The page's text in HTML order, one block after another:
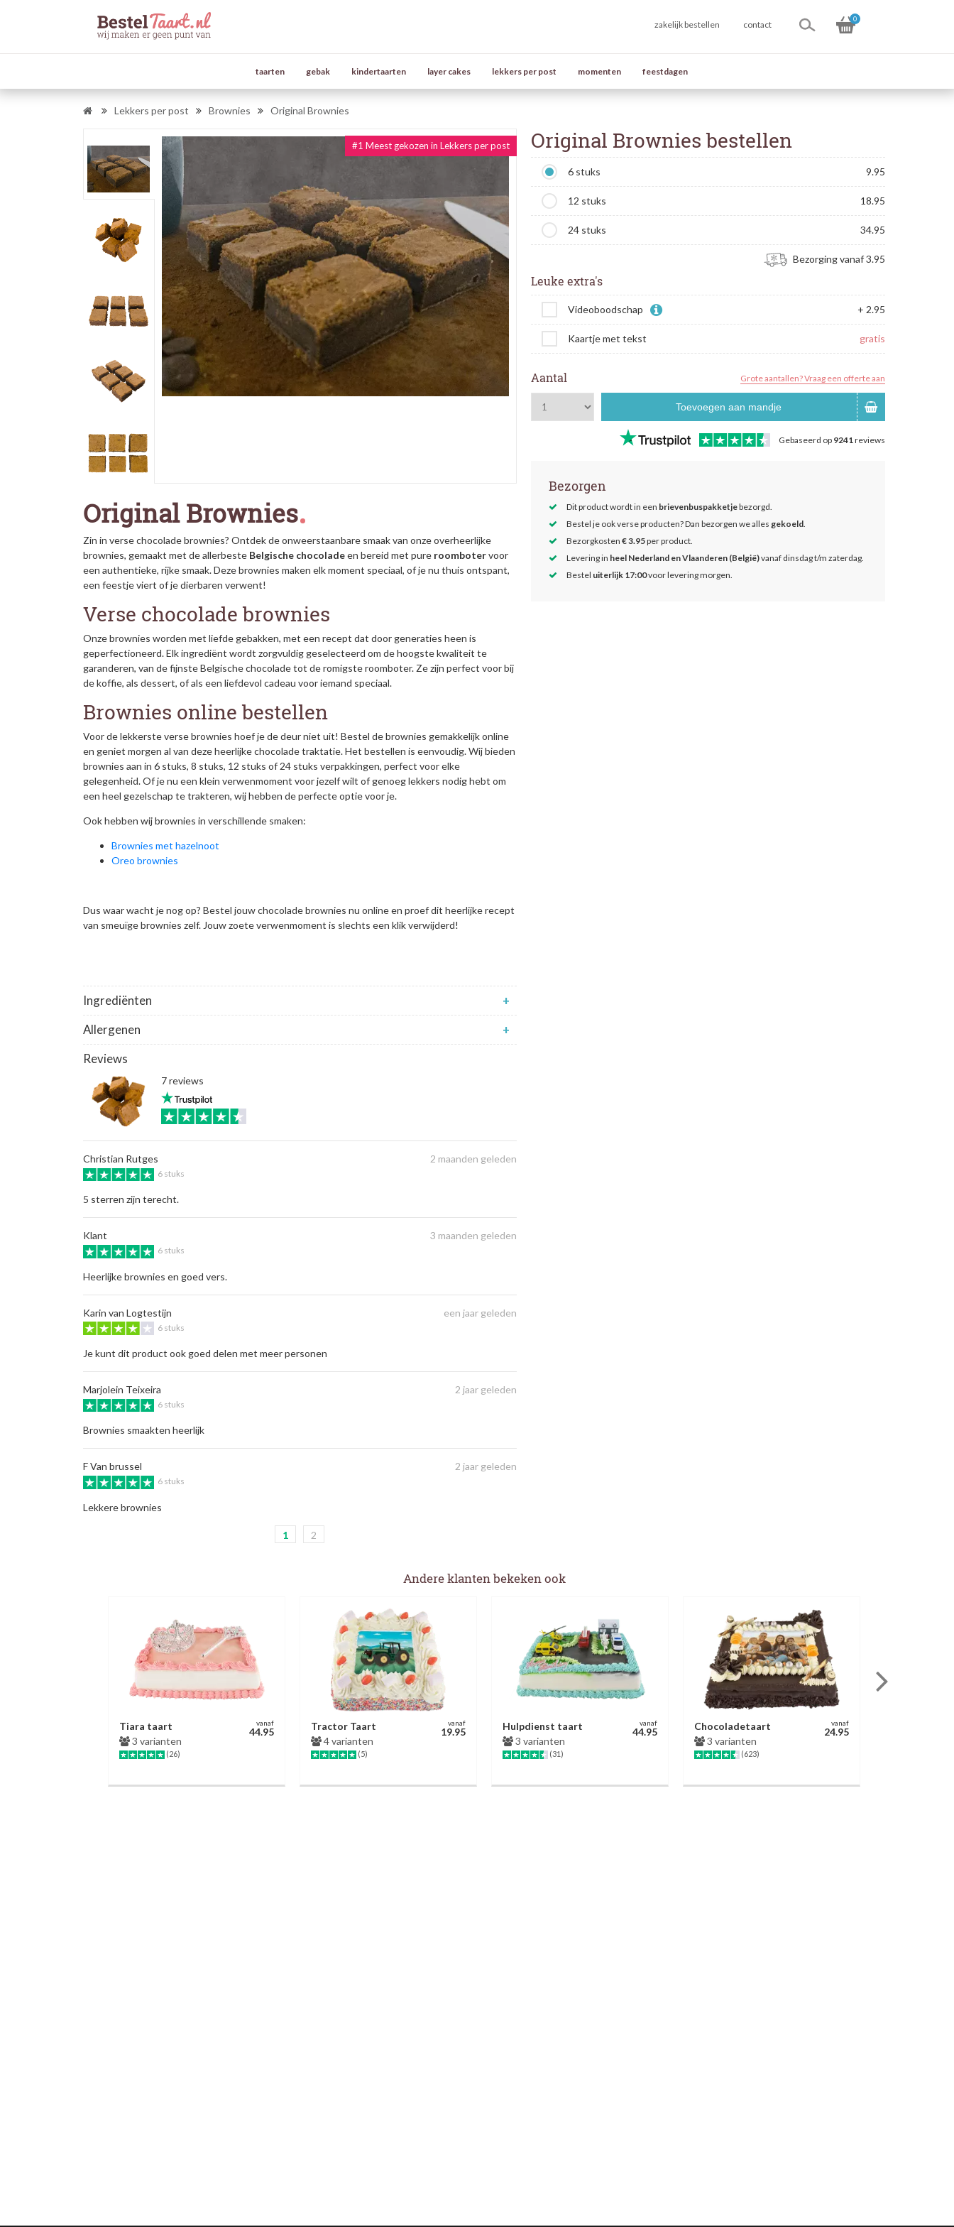
zakelijk bestellen contact
0
taarten gebak kindertaarten layer cakes lekkers per post momenten feestdagen
Lekkers per post Brownies Original Brownies
#1 Meest gekozen in Lekkers per post Original Brownies bestellen
6 stuks 9.95
12 stuks 18.95
24 stuks 34.95
Bezorging vanaf 3.95
Leuke extra's
Videoboodschap + 2.95
Kaartje met tekst gratis
Aantal Grote aantallen? Vraag een offerte aan
Toevoegen aan mandje
Gebaseerd op 9241reviews
Bezorgen
Dit product wordt in een brievenbuspakketjebezorgd.
Bestel je ook verse producten? Dan bezorgen we alles gekoeld.
Bezorgkosten € 3.95per product.
Levering in heel Nederland en Vlaanderen (België)vanaf dinsdag t/m zaterdag.
Bestel uiterlijk 17:00voor levering morgen.
Original Brownies
Zin in verse chocolade brownies? Ontdek de onweerstaanbare smaak van onze overheerlijke
brownies, gemaakt met de allerbeste Belgische chocoladeen bereid met pure roombotervoor
een authentieke, rijke smaak. Deze brownies maken elk moment speciaal, of je nu thuis ontspant,
een feestje viert of je dierbaren verwent!
Verse chocolade brownies
Onze brownies worden met liefde gebakken, met een recept dat door generaties heen is
geperfectioneerd. Elk ingrediënt wordt zorgvuldig geselecteerd om de hoogste kwaliteit te
garanderen, van de fijnste Belgische chocolade tot de romigste roomboter. Ze zijn perfect voor bij
de koffie, als dessert, of als een liefdevol cadeau voor iemand speciaal.
Brownies online bestellen
Voor de lekkerste verse brownies hoef je de deur niet uit! Bestel de brownies gemakkelijk online
en geniet morgen al van deze heerlijke chocolade traktatie. Het bestellen is eenvoudig. Wij bieden
brownies aan in 6 stuks, 8 stuks, 12 stuks of 24 stuks verpakkingen, perfect voor elke
gelegenheid. Of je nu een klein verwenmoment voor jezelf wilt of genoeg lekkers nodig hebt om
een heel gezelschap te trakteren, wij hebben de perfecte optie voor je.
Ook hebben wij brownies in verschillende smaken:
Brownies met hazelnoot
Oreo brownies
Dus waar wacht je nog op? Bestel jouw chocolade brownies nu online en proef dit heerlijke recept
van smeuïge brownies zelf. Jouw zoete verwenmoment is slechts een klik verwijderd!
Ingrediënten
+
Allergenen
+
Reviews
7 reviews
Christian Rutges 2 maanden geleden
6 stuks
5 sterren zijn terecht.
Klant 3 maanden geleden
6 stuks
Heerlijke brownies en goed vers.
Karin van Logtestijn een jaar geleden
6 stuks
Je kunt dit product ook goed delen met meer personen
Marjolein Teixeira 2 jaar geleden
6 stuks
Brownies smaakten heerlijk
F Van brussel 2 jaar geleden
6 stuks
Lekkere brownies
1 2
Andere klanten bekeken ook
Tiara taart
3 varianten
(26)
vanaf
44.95
Tractor Taart
4 varianten
(5)
vanaf
19.95
Hulpdienst taart
3 varianten
(31)
vanaf
44.95
Chocoladetaart
3 varianten
(623)
vanaf
24.95